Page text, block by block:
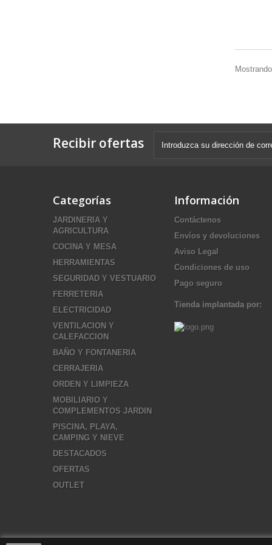
Recibir ofertas
Categorías
JARDINERIA Y
AGRICULTURA
COCINA Y MESA
HERRAMIENTAS
SEGURIDAD Y VESTUARIO
FERRETERIA
ELECTRICIDAD
VENTILACION Y
CALEFACCION
BAÑO Y FONTANERIA
CERRAJERIA
ORDEN Y LIMPIEZA
MOBILIARIO Y
COMPLEMENTOS JARDIN
PISCINA, PLAYA,
CAMPING Y NIEVE
DESTACADOS
OFERTAS
OUTLET
Información
Contáctenos
Envíos y devoluciones
Aviso Legal
Condiciones de uso
Pago seguro
Tienda implantada por: